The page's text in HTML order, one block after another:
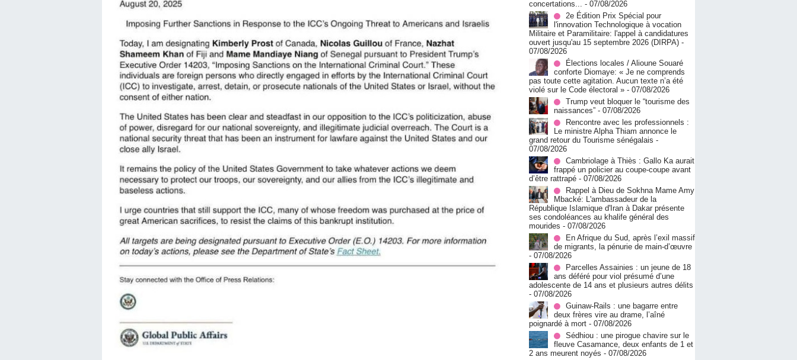
concertations... - 07/08/2026
2e Édition Prix Spécial pour
l'innovation Technologique à vocation
Militaire et Paramilitaire: l'appel à candidatures
ouvert jusqu'au 15 septembre 2026 (DIRPA) -
07/08/2026
Élections locales / Alioune Souaré
conforte Diomaye: « Je ne comprends
pas toute cette agitation. Aucun texte n’a été
violé sur le Code électoral » - 07/08/2026
Trump veut bloquer le “tourisme des
naissances” - 07/08/2026
Rencontre avec les professionnels :
Le ministre Alpha Thiam annonce le
grand retour du Tourisme sénégalais -
07/08/2026
Cambriolage à Thiès : Gallo Ka aurait
frappé un policier au coupe-coupe avant
d’être rattrapé - 07/08/2026
Rappel à Dieu de Sokhna Mame Amy
Mbacké: L'ambassadeur de la
République Islamique d'Iran à Dakar présente
ses condoléances au khalife général des
mourides - 07/08/2026
En Afrique du Sud, après l’exil massif
de migrants, la pénurie de main-d’œuvre
- 07/08/2026
Parcelles Assainies : un jeune de 18
ans déféré pour viol présumé d’une
adolescente de 14 ans et plusieurs autres délits
- 07/08/2026
Guinaw-Rails : une bagarre entre
deux frères vire au drame, l’aîné
poignardé à mort - 07/08/2026
Sédhiou : une pirogue chavire sur le
fleuve Casamance, deux enfants de 1 et
2 ans meurent noyés - 07/08/2026